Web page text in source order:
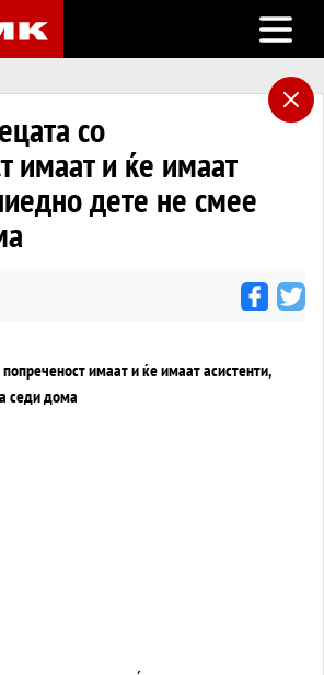
Open
со
имаат и ќе имаат
дете не смее